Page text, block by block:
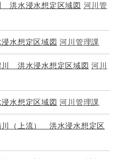
洪水浸水想定区域図 河川管
水想定区域図 河川管理課
川 洪水浸水想定区域図 河川
水想定区域図 河川管理課
川（上流） 洪水浸水想定区